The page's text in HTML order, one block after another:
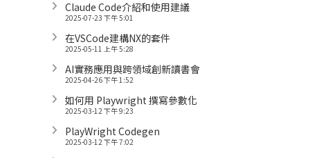
Claude Code介紹和使用建議
2025-07-23 下午 5:01
在VSCode建構NX的套件
2025-05-11 上午 5:28
AI實務應用與跨領域創新讀書會
2025-04-26 下午 1:52
如何用 Playwright 撰寫參數化
2025-03-12 下午 9:23
PlayWright Codegen
2025-03-12 下午 7:02